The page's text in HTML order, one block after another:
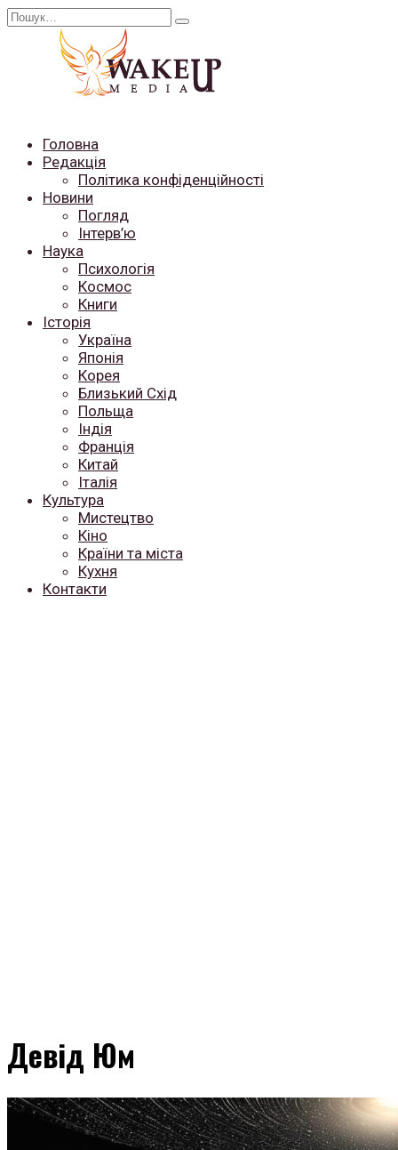
Перейти
Search
Головна
Редакція
Політика конфіденційності
Новини
Погляд
Інтерв’ю
Наука
Психологія
Космос
Книги
Історія
Україна
Японія
Корея
Близький Схід
Польща
Індія
Франція
Китай
Італія
Культура
Мистецтво
Кіно
Країни та міста
Кухня
Контакти
Девід Юм